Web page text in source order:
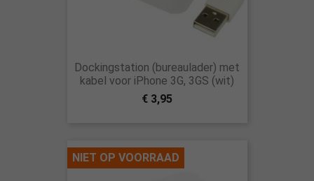
Dockingstation (bureaulader) met
kabel voor iPhone 3G, 3GS (wit)
€ 3,95
NIET OP VOORRAAD